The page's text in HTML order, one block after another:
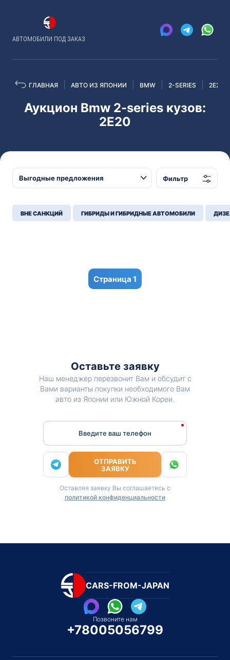
АВТОМОБИЛИ ПОД ЗАКАЗ
ГЛАВНАЯ АВТО ИЗ ЯПОНИИ BMW 2-SERIES 2E20
Аукцион Bmw 2-series кузов:
2E20
Фильтр
ВНЕ САНКЦИЙ ГИБРИДЫ И ГИБРИДНЫЕ АВТОМОБИЛИ
1
Оставьте заявку
Наш менеджер перезвонит Вам и обсудит с
Вами варианты покупки необходимого Вам
авто из Японии или Южной Кореи.
Введите ваш телефон
ОТПРАВИТЬ
ЗАЯВКУ
Оставляя заявку Вы соглашаетесь с
политикой конфиденциальности
CARS-FROM-JAPAN
Позвоните нам
+78005056799